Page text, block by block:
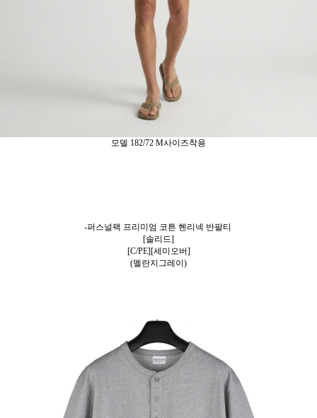
모델 182/72 M사이즈착용
-퍼스널팩 프리미엄 코튼 헨리넥 반팔티
[솔리드]
[C/PE][세미오버]
(멜란지그레이)